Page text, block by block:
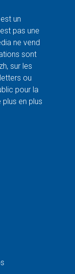
un
pas une
ne vend
sont
sur les
ou
pour la
en plus